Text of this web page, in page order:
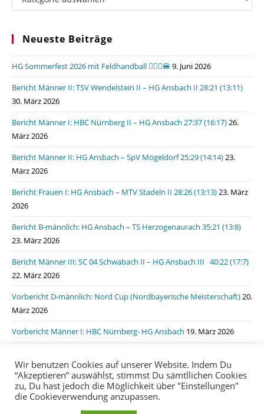
Neueste Beiträge
HG Sommerfest 2026 mit Feldhandball 🤾🏼‍♂️🍔 9. Juni 2026
Bericht Männer II: TSV Wendelstein II – HG Ansbach II 28:21 (13:11)
30. März 2026
Bericht Männer I: HBC Nürnberg II – HG Ansbach 27:37 (16:17)26.
März 2026
Bericht Männer II: HG Ansbach – SpV Mögeldorf 25:29 (14:14)23.
März 2026
Bericht Frauen I: HG Ansbach – MTV Stadeln II 28:26 (13:13)23. März
2026
Bericht B-männlich: HG Ansbach – TS Herzogenaurach 35:21 (13:8)
23. März 2026
Bericht Männer III: SC 04 Schwabach II – HG Ansbach III 40:22 (17:7)
22. März 2026
Vorbericht D-männlich: Nord Cup (Nordbayerische Meisterschaft)20.
März 2026
Vorbericht Männer I: HBC Nürnberg- HG Ansbach 19. März 2026
19. März 2026
Wir benutzen Cookies auf unserer Website. Indem Du
“Akzeptieren” auswählst, stimmst Du sämtllichen Cookies
zu, Du hast jedoch die Möglichkeit über "Einstellungen"
die Cookieverwendung anzupassen.